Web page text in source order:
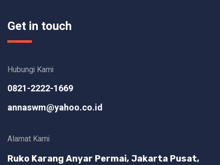
Get in touch
Hubungi Kami
0821-2222-1669
annaswm@yahoo.co.id
Alamat Kami
Ruko Karang Anyar Permai, Jakarta Pusat,